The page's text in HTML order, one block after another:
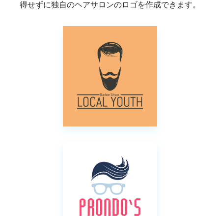
得せずに独自のヘアサロンのロゴを作成できます。